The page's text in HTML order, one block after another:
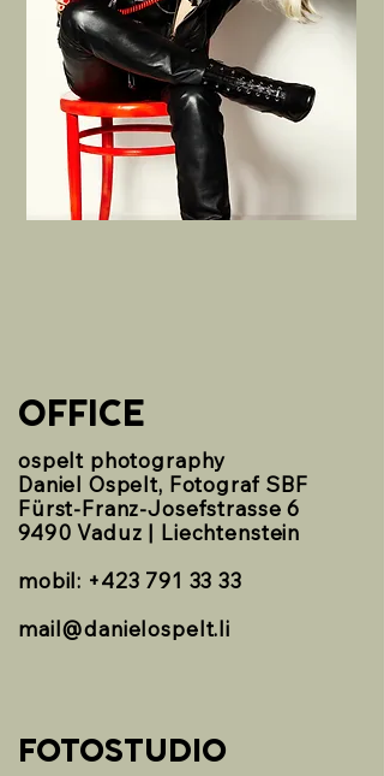
OFFICE
ospelt photography
Daniel Ospelt, Fotograf SBF
Fürst-Franz-Josefstrasse 6
9490 Vaduz | Liechtenstein
mobil: +423 791 33 33
mail@danielospelt.li
FOTOSTUDIO